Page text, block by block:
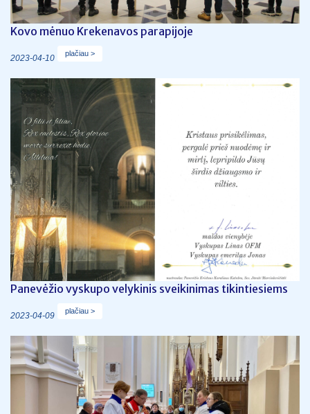
Kovo mėnuo Krekenavos parapijoje
2023-04-10 plačiau >
Panevėžio vyskupo velykinis sveikinimas tikintiesiems
2023-04-09 plačiau >